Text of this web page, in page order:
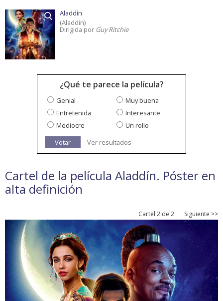
Aladdín
(Aladdin)
Dirigida por Guy Ritchie
¿Qué te parece la película?
Genial
Muy buena
Entretenida
Interesante
Mediocre
Un rollo
Votar
Ver resultados
Cartel de la película Aladdín. Póster en
alta definición
Cartel 2 de 2 Siguiente >>